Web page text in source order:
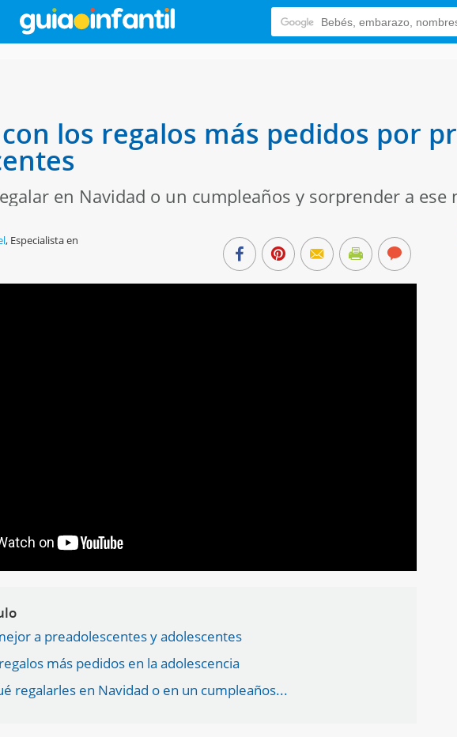
los regalos más pedidos por
en Navidad o un cumpleaños y sorprender a ese
, Especialista en
a preadolescentes y adolescentes
más pedidos en la adolescencia
regalarles en Navidad o en un cumpleaños...